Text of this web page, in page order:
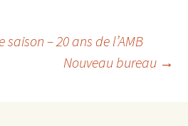
– 20 ans de l’AMB
Nouveau bureau →